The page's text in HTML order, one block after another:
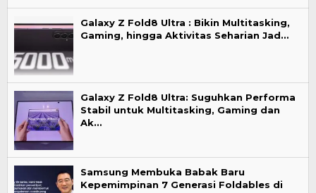
Galaxy Z Fold8 Ultra : Bikin Multitasking,
Gaming, hingga Aktivitas Seharian Jad…
Galaxy Z Fold8 Ultra: Suguhkan Performa
Stabil untuk Multitasking, Gaming dan
Ak…
Samsung Membuka Babak Baru
Kepemimpinan 7 Generasi Foldables di